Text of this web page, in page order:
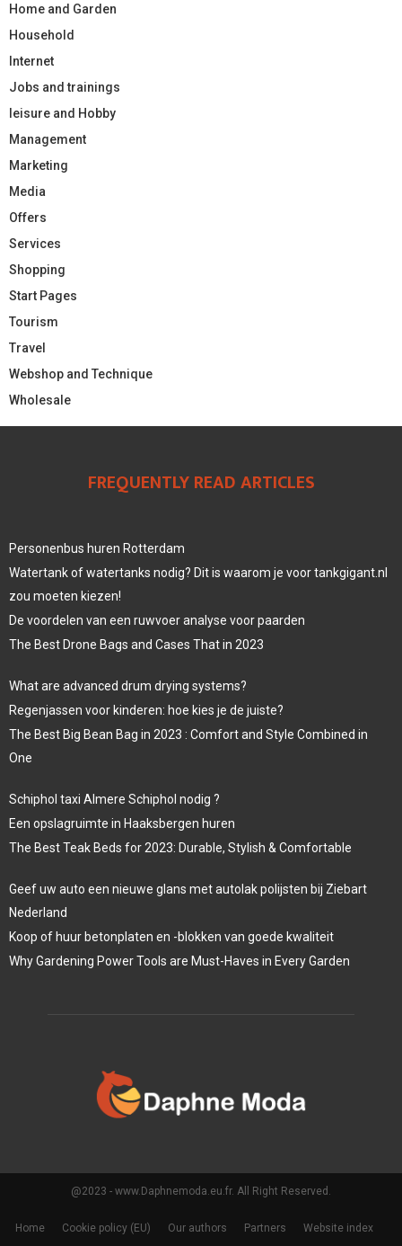
Home and Garden
Household
Internet
Jobs and trainings
leisure and Hobby
Management
Marketing
Media
Offers
Services
Shopping
Start Pages
Tourism
Travel
Webshop and Technique
Wholesale
FREQUENTLY READ ARTICLES
Personenbus huren Rotterdam
Watertank of watertanks nodig? Dit is waarom je voor tankgigant.nl
zou moeten kiezen!
De voordelen van een ruwvoer analyse voor paarden
The Best Drone Bags and Cases That in 2023
What are advanced drum drying systems?
Regenjassen voor kinderen: hoe kies je de juiste?
The Best Big Bean Bag in 2023 : Comfort and Style Combined in
One
Schiphol taxi Almere Schiphol nodig ?
Een opslagruimte in Haaksbergen huren
The Best Teak Beds for 2023: Durable, Stylish & Comfortable
Geef uw auto een nieuwe glans met autolak polijsten bij Ziebart
Nederland
Koop of huur betonplaten en -blokken van goede kwaliteit
Why Gardening Power Tools are Must-Haves in Every Garden
@2023 - www.Daphnemoda.eu.fr. All Right Reserved.
Home Cookie policy (EU) Our authors Partners
Website index